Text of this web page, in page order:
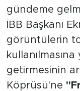
gündeme
İBB Başkanı
görüntülerin
kullanılmasına
getirmesinin
Köprüsü'ne